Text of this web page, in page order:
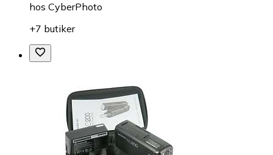
hos CyberPhoto
+7 butiker